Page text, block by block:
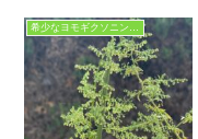
希少なヨモギクソニンジン